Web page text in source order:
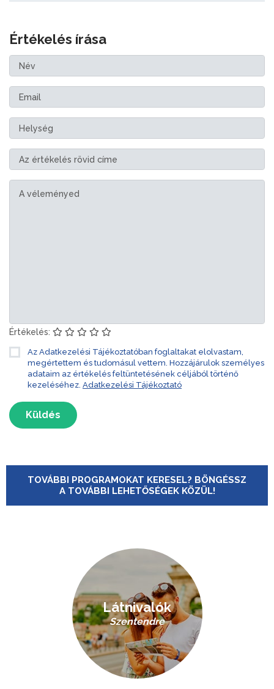
Értékelés írása
Értékelés:
Az Adatkezelési Tájékoztatóban foglaltakat elolvastam,
megértettem és tudomásul vettem. Hozzájárulok személyes
adataim az értékelés feltüntetésének céljából történő
kezeléséhez. Adatkezelési Tájékoztató
Küldés
TOVÁBBI PROGRAMOKAT KERESEL? BÖNGÉSSZ
A TOVÁBBI LEHETŐSÉGEK KÖZÜL!
Látnivalók
Szentendre